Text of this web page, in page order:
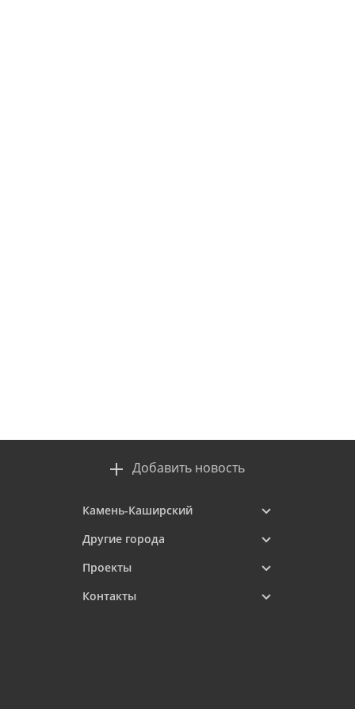
Добавить новость
Камень-Каширский
Другие города
Проекты
Контакты